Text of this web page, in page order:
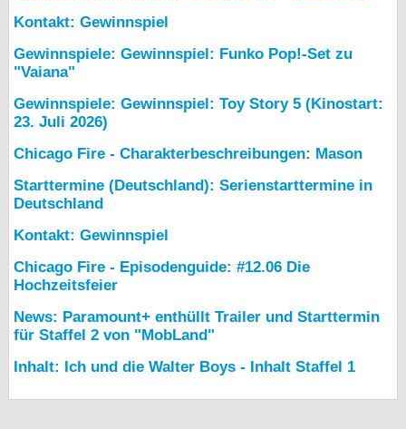
Kontakt: Gewinnspiel
Gewinnspiele: Gewinnspiel: Funko Pop!-Set zu
"Vaiana"
Gewinnspiele: Gewinnspiel: Toy Story 5 (Kinostart:
23. Juli 2026)
Chicago Fire - Charakterbeschreibungen: Mason
Starttermine (Deutschland): Serienstarttermine in
Deutschland
Kontakt: Gewinnspiel
Chicago Fire - Episodenguide: #12.06 Die
Hochzeitsfeier
News: Paramount+ enthüllt Trailer und Starttermin
für Staffel 2 von "MobLand"
Inhalt: Ich und die Walter Boys - Inhalt Staffel 1